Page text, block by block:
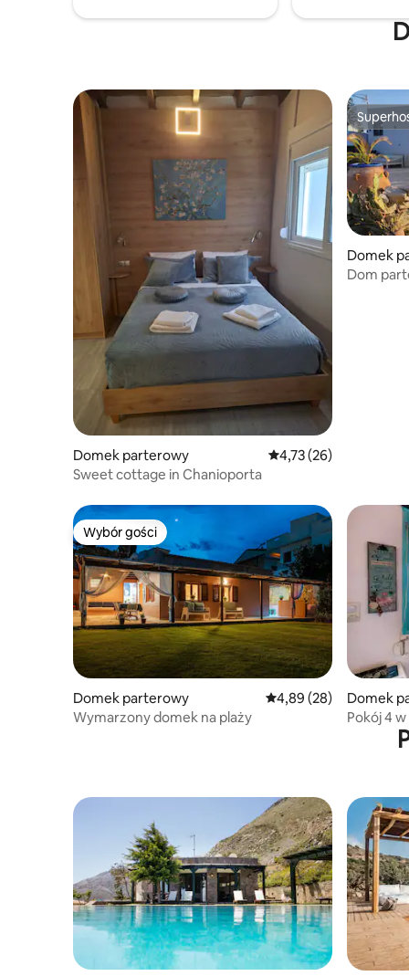
z basenu bez krawędzi, a wieczorem
Domek parterowy Średnia ocena: 4,73
4,73 (26)
Sweet cottage in Chanioporta
Domek
Dom
Wybór gości
Wybór gości
Domek parterowy Średnia ocena: 4,89 na
4,89 (28)
Wymarzony domek na plaży
Domek
Pokój 4
w